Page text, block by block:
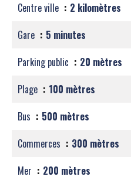
Centre ville
2 kilomètres
Gare
5 minutes
Parking public
20 mètres
Plage
100 mètres
Bus
500 mètres
Commerces
300 mètres
Mer
200 mètres